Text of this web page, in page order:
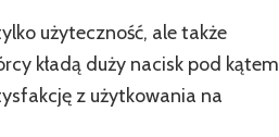
użyteczność, ale także
kładą duży nacisk pod kątem
z użytkowania na